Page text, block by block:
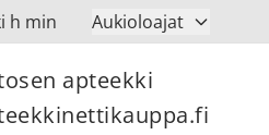
h min Aukioloajat
apteekki